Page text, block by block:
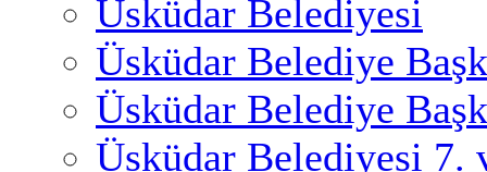
Üsküdar Belediyesi
Üsküdar Belediye
Üsküdar Belediye
Üsküdar Belediyesi 7.